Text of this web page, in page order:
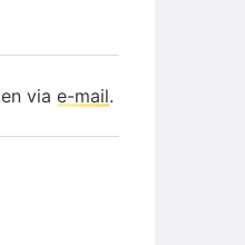
via e-mail.